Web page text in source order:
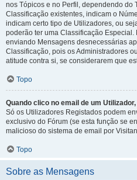
nos Tópicos e no Perfil, dependendo do
Classificação existentes, indicam o
indicam certo tipo de Utilizadores, ou
poderão ter uma Classificação Especial.
enviando Mensagens desnecessárias
Classificação, pois os Administradores
atitude contra si, se considerarem que
Topo
Quando clico no email de um
Só os Utilizadores Registados podem
exclusivo do Fórum (se esta função se
malicioso do sistema de email por
Topo
Sobre as Mensagens